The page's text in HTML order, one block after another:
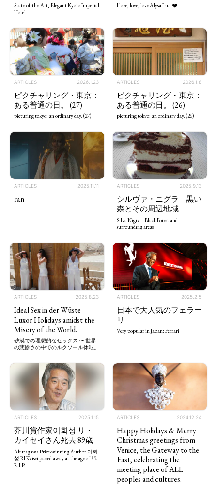
State-of-the-Art, Elegant Kyoto Imperial
Hotel
I love, love, love Alysa Liu! ❤️
ARTICLES 2026.1.23
ピクチャリング・東京：
ある普通の日。 (27)
picturing tokyo: an ordinary day. (27)
ARTICLES 2026.1.8
ピクチャリング・東京：
ある普通の日。 (26)
picturing tokyo: an ordinary day. (26)
ARTICLES 2025.11.11
ran
ARTICLES 2025.9.13
シルヴァ・ニグラ – 黒い
森とその周辺地域
Silva Nigra – Black Forest and
surrounding areas
ARTICLES 2025.8.23
Ideal Sex in der Wüste –
Luxor Holidays amidst the
Misery of the World.
砂漠での理想的なセックス 〜 世界
の悲惨さの中でのルクソール休暇。
ARTICLES 2025.2.5
日本で大人気のフェラー
リ
Very popular in Japan: Ferrari
ARTICLES 2025.1.15
芥川賞作家이회성 リ・
カイセイさん死去 89歳
Akutagawa Prize-winning Author 이회
성 RI Kaisei passed away at the age of 89.
R.I.P.
ARTICLES 2024.12.24
Happy Holidays & Merry
Christmas greetings from
Venice, the Gateway to the
East, celebrating the
meeting place of ALL
peoples and cultures.